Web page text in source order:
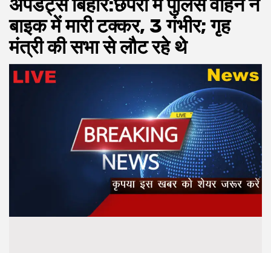
अपडेट्स बिहार:छपरा में पुलिस वाहन ने
बाइक में मारी टक्कर, 3 गंभीर; गृह
मंत्री की सभा से लौट रहे थे